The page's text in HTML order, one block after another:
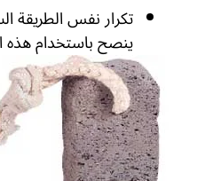
تكرار نفس الطريقة
ينصح باستخدام هذه